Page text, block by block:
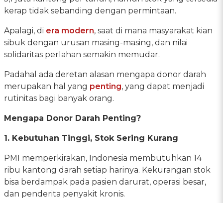
kerap tidak sebanding dengan permintaan.
Apalagi, di era modern, saat di mana masyarakat kian
sibuk dengan urusan masing-masing, dan nilai
solidaritas perlahan semakin memudar.
Padahal ada deretan alasan mengapa donor darah
merupakan hal yang penting, yang dapat menjadi
rutinitas bagi banyak orang.
Mengapa Donor Darah Penting?
1. Kebutuhan Tinggi, Stok Sering Kurang
PMI memperkirakan, Indonesia membutuhkan 14
ribu kantong darah setiap harinya. Kekurangan stok
bisa berdampak pada pasien darurat, operasi besar,
dan penderita penyakit kronis.